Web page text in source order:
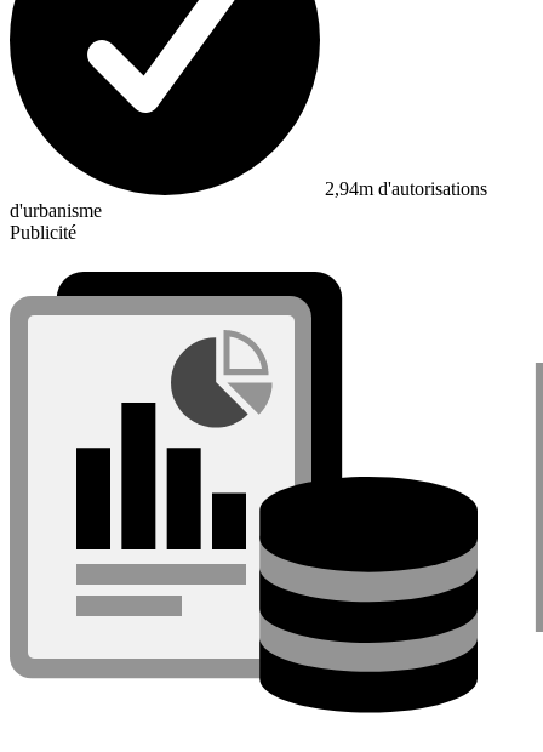
2,94m d'autorisations
d'urbanisme
Publicité